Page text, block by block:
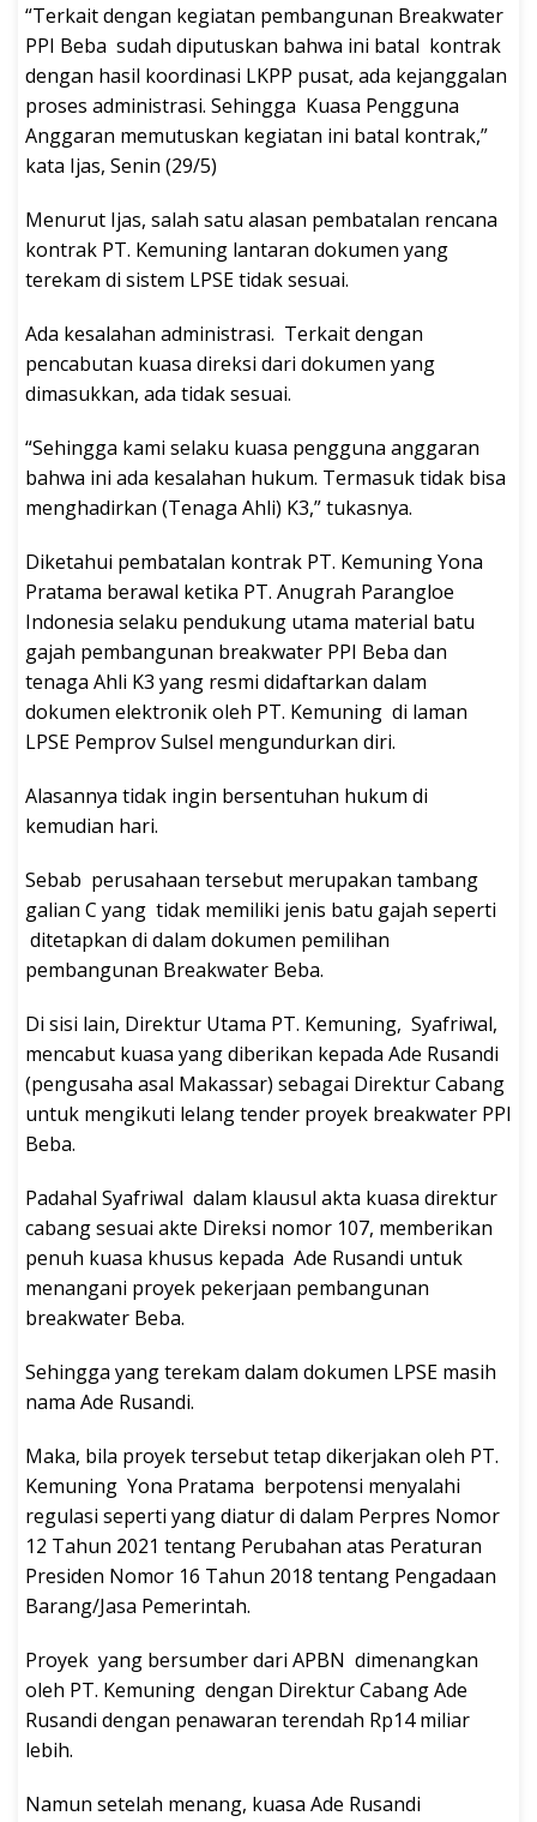
“Terkait dengan kegiatan pembangunan Breakwater
PPI Beba sudah diputuskan bahwa ini batal kontrak
dengan hasil koordinasi LKPP pusat, ada kejanggalan
proses administrasi. Sehingga Kuasa Pengguna
Anggaran memutuskan kegiatan ini batal kontrak,”
kata Ijas, Senin (29/5)
Menurut Ijas, salah satu alasan pembatalan rencana
kontrak PT. Kemuning lantaran dokumen yang
terekam di sistem LPSE tidak sesuai.
Ada kesalahan administrasi. Terkait dengan
pencabutan kuasa direksi dari dokumen yang
dimasukkan, ada tidak sesuai.
“Sehingga kami selaku kuasa pengguna anggaran
bahwa ini ada kesalahan hukum. Termasuk tidak bisa
menghadirkan (Tenaga Ahli) K3,” tukasnya.
Diketahui pembatalan kontrak PT. Kemuning Yona
Pratama berawal ketika PT. Anugrah Parangloe
Indonesia selaku pendukung utama material batu
gajah pembangunan breakwater PPI Beba dan
tenaga Ahli K3 yang resmi didaftarkan dalam
dokumen elektronik oleh PT. Kemuning di laman
LPSE Pemprov Sulsel mengundurkan diri.
Alasannya tidak ingin bersentuhan hukum di
kemudian hari.
Sebab perusahaan tersebut merupakan tambang
galian C yang tidak memiliki jenis batu gajah seperti
ditetapkan di dalam dokumen pemilihan
pembangunan Breakwater Beba.
Di sisi lain, Direktur Utama PT. Kemuning, Syafriwal,
mencabut kuasa yang diberikan kepada Ade Rusandi
(pengusaha asal Makassar) sebagai Direktur Cabang
untuk mengikuti lelang tender proyek breakwater PPI
Beba.
Padahal Syafriwal dalam klausul akta kuasa direktur
cabang sesuai akte Direksi nomor 107, memberikan
penuh kuasa khusus kepada Ade Rusandi untuk
menangani proyek pekerjaan pembangunan
breakwater Beba.
Sehingga yang terekam dalam dokumen LPSE masih
nama Ade Rusandi.
Maka, bila proyek tersebut tetap dikerjakan oleh PT.
Kemuning Yona Pratama berpotensi menyalahi
regulasi seperti yang diatur di dalam Perpres Nomor
12 Tahun 2021 tentang Perubahan atas Peraturan
Presiden Nomor 16 Tahun 2018 tentang Pengadaan
Barang/Jasa Pemerintah.
Proyek yang bersumber dari APBN dimenangkan
oleh PT. Kemuning dengan Direktur Cabang Ade
Rusandi dengan penawaran terendah Rp14 miliar
lebih.
Namun setelah menang, kuasa Ade Rusandi